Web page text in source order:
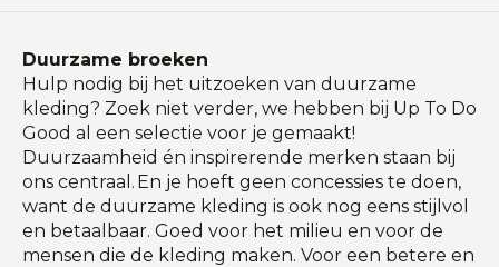
Duurzame broeken
Hulp nodig bij het uitzoeken van duurzame
kleding? Zoek niet verder, we hebben bij Up To Do
Good al een selectie voor je gemaakt!
Duurzaamheid én inspirerende merken staan bij
ons centraal. En je hoeft geen concessies te doen,
want de duurzame kleding is ook nog eens stijlvol
en betaalbaar. Goed voor het milieu en voor de
mensen die de kleding maken. Voor een betere en